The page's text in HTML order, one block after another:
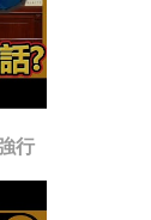
行